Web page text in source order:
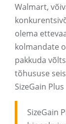
Walmart,
olema
kolmandate
pakkuda
tõhususe
SizeGain
SizeGain